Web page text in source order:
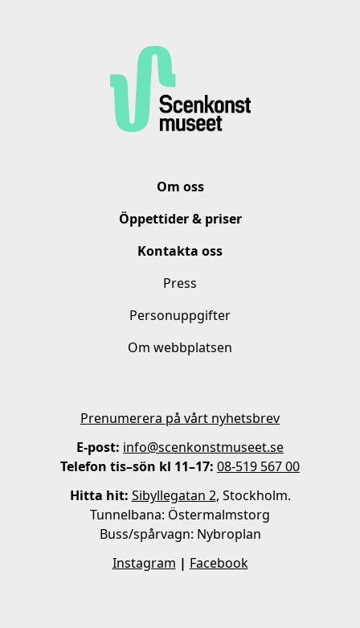
Om oss
Öppettider & priser
Kontakta oss
Press
Personuppgifter
Om webbplatsen
Prenumerera på vårt nyhetsbrev
E-post: info@scenkonstmuseet.se
Telefon tis–sön kl 11–17: 08-519 567 00
Hitta hit: Sibyllegatan 2, Stockholm.
Tunnelbana: Östermalmstorg
Buss/spårvagn: Nybroplan
Instagram | Facebook